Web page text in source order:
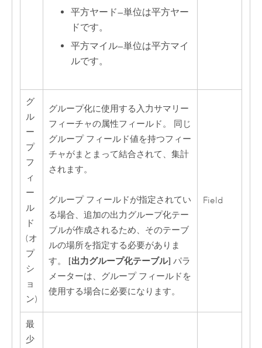
平方ヤード—単位は平方ヤー
ドです。
平方マイル—単位は平方マイ
ルです。
グ
ル
ー
プ
フ
ィ
ー
ル
ド
(オ
プ
シ
ョ
ン)
グループ化に使用する入力サマリー
フィーチャの属性フィールド。 同じ
グループ フィールド値を持つフィー
チャがまとまって結合されて、集計
されます。
グループ フィールドが指定されてい
る場合、追加の出力グループ化テー
ブルが作成されるため、そのテーブ
ルの場所を指定する必要がありま
す。 [出力グループ化テーブル] パラ
メーターは、グループ フィールドを
使用する場合に必要になります。
Field
最
少